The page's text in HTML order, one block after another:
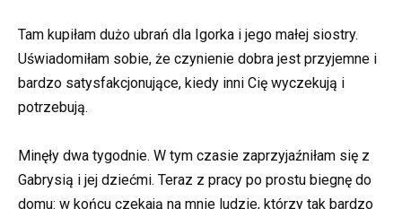
Tam kupiłam dużo ubrań dla Igorka i jego małej siostry.
Uświadomiłam sobie, że czynienie dobra jest przyjemne i
bardzo satysfakcjonujące, kiedy inni Cię wyczekują i
potrzebują.
Minęły dwa tygodnie. W tym czasie zaprzyjaźniłam się z
Gabrysią i jej dziećmi. Teraz z pracy po prostu biegnę do
domu: w końcu czekają na mnie ludzie, którzy tak bardzo